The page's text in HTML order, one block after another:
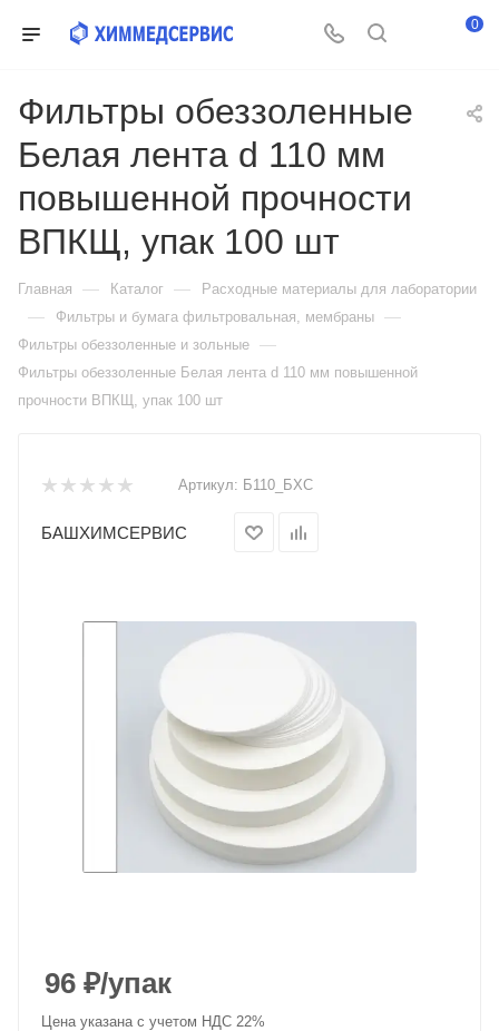
0
Фильтры обеззоленные
Белая лента d 110 мм
повышенной прочности
ВПКЩ, упак 100 шт
Главная — Каталог — Расходные материалы для лаборатории
— Фильтры и бумага фильтровальная, мембраны —
Фильтры обеззоленные и зольные —
Фильтры обеззоленные Белая лента d 110 мм повышенной
прочности ВПКЩ, упак 100 шт
Артикул: Б110_БХС
БАШХИМСЕРВИС
96 ₽/упак
Цена указана с учетом НДС 22%